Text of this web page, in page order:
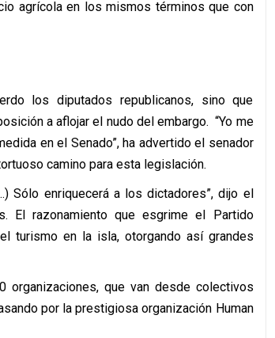
agrícola en los mismos términos que con
los diputados republicanos, sino que
a aflojar el nudo del embargo. “Yo me
en el Senado”, ha advertido el senador
camino para esta legislación.
Sólo enriquecerá a los dictadores”, dijo el
El razonamiento que esgrime el Partido
turismo en la isla, otorgando así grandes
que van desde colectivos
por la prestigiosa organización Human